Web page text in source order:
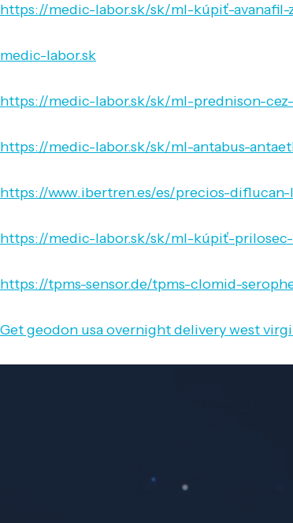
https://medic-labor.sk/sk/ml-kúpiť-avanafil-
medic-labor.sk
https://medic-labor.sk/sk/ml-prednison-
https://medic-labor.sk/sk/ml-antabus-
https://www.ibertren.es/es/precios-
https://medic-labor.sk/sk/ml-kúpiť-
https://tpms-sensor.de/tpms-clomid-
Get geodon usa overnight delivery west